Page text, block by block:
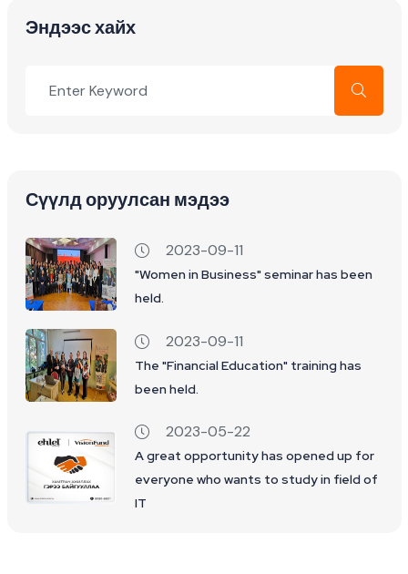
Эндээс хайх
Сүүлд оруулсан мэдээ
2023-09-11
"Women in Business" seminar has been
held.
2023-09-11
The "Financial Education" training has
been held.
2023-05-22
A great opportunity has opened up for
everyone who wants to study in field of
IT